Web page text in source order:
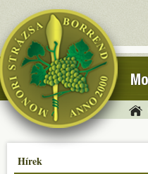
Hírek